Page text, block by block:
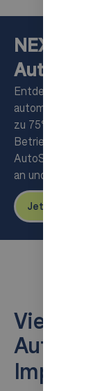
NEXT
Entdecken Sie
automatisierte
zu 75%
Betriebszeit
AutoStore passt
an und wächst
Jetzt
Vier